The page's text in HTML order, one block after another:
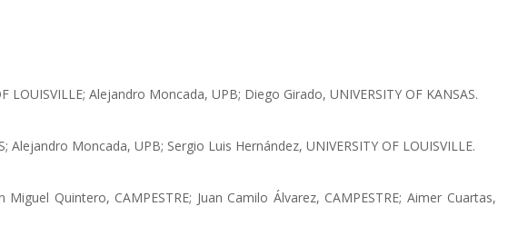
Alejandro Moncada, UPB; Diego Girado, UNIVERSITY OF KANSAS.
Moncada, UPB; Sergio Luis Hernández, UNIVERSITY OF LOUISVILLE.
Quintero, CAMPESTRE; Juan Camilo Álvarez, CAMPESTRE; Aimer Cuartas,